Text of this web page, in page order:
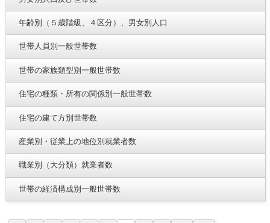
年齢別（５歳階級、４区分）、男女別人口
世帯人員別一般世帯数
世帯の家族類型別一般世帯数
住宅の種類・所有の関係別一般世帯数
住宅の建て方別世帯数
産業別・従業上の地位別就業者数
職業別（大分類）就業者数
世帯の経済構成別一般世帯数